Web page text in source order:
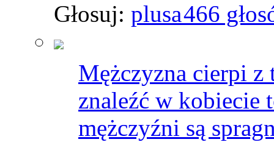
Głosuj: 466
Mężczyzna cierpi z
znaleźć w kobiecie
mężczyźni są